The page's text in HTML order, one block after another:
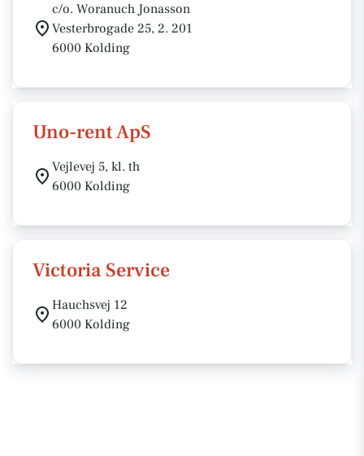
c/o. Woranuch Jonasson
Vesterbrogade 25, 2. 201
6000 Kolding
Uno-rent ApS
Vejlevej 5, kl. th
6000 Kolding
Victoria Service
Hauchsvej 12
6000 Kolding